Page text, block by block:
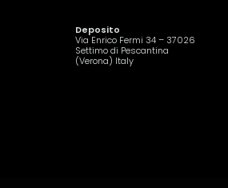
Deposito
Via Enrico Fermi 34 – 37026
Settimo di Pescantina
(Verona) Italy